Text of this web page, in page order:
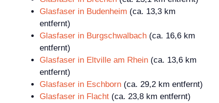
Glasfaser in Budenheim (ca. 13,3 km
entfernt)
Glasfaser in Burgschwalbach (ca. 16,6 km
entfernt)
Glasfaser in Eltville am Rhein (ca. 13,6 km
entfernt)
Glasfaser in Eschborn (ca. 29,2 km entfernt)
Glasfaser in Flacht (ca. 23,8 km entfernt)